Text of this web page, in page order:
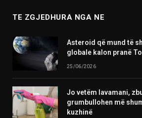
TE ZGJEDHURA NGA NE
Asteroid që mund të
globale kalon pranë
25/06/2026
Jo vetëm lavamani,
grumbullohen më
kuzhinë